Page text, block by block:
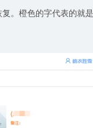
。橙色的字代表的就